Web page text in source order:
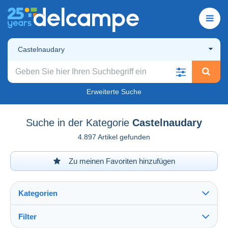
Castelnaudary
Erweiterte Suche
Suche in der Kategorie Castelnaudary
4.897 Artikel gefunden
Zu meinen Favoriten hinzufügen
Kategorien
Filter